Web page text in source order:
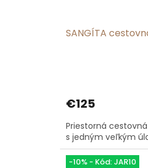
SANGÍTA
je
z
5
hviezdičiek.
€125
Priestorná
s jedným veľkým
-10% - Kód: JAR10